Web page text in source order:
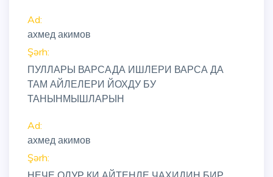
Ad:
ахмед акимов
Şərh:
ПУЛЛАРЫ ВАРСАДА ИШЛЕРИ ВАРСА ДА
ТАМ АЙЛЕЛЕРИ ЙОХДУ БУ
ТАНЫНМЫШЛАРЫН
Ad:
ахмед акимов
Şərh: